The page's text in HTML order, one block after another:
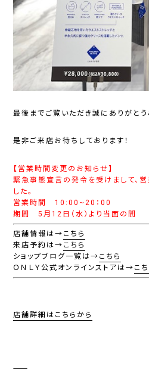
最後までご覧いただき誠にありがとう
是非ご来店お待ちしております！
【営業時間変更のお知らせ】
緊急事態宣言の発令を受けまして、
した。
営業時間 10:00~20：00
期間 5月12日（水）より当面の間
店舗情報は→ こちら
来店予約は→ こちら
ショップブログ一覧は→ こちら
ＯＮＬＹ公式オンラインストアは→ こ
店舗詳細はこちらから